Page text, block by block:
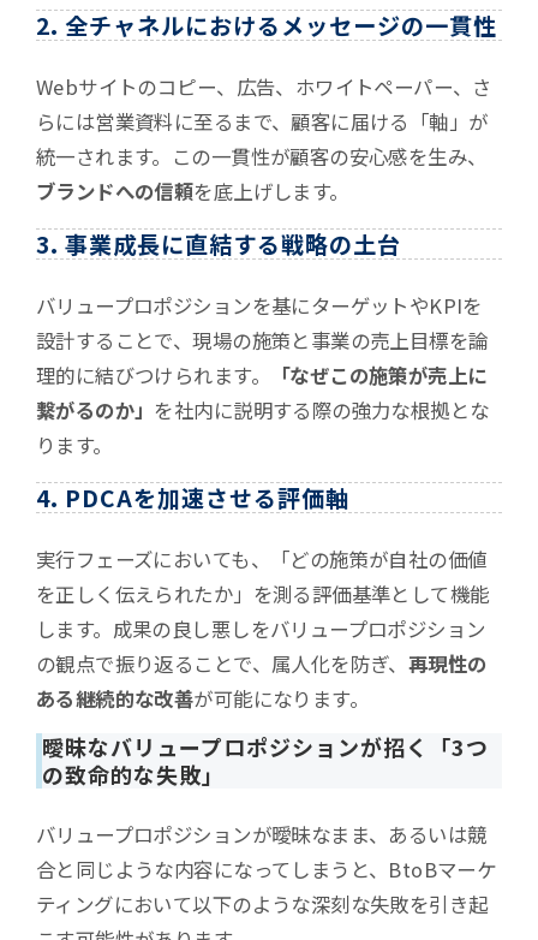
2. 全チャネルにおけるメッセージの一貫性
Webサイトのコピー、広告、ホワイトペーパー、さ
らには営業資料に至るまで、顧客に届ける「軸」が
統一されます。この一貫性が顧客の安心感を生み、
ブランドへの信頼を底上げします。
3. 事業成長に直結する戦略の土台
バリュープロポジションを基にターゲットやKPIを
設計することで、現場の施策と事業の売上目標を論
理的に結びつけられます。
「なぜこの施策が売上に
繋がるのか」 を社内に説明する際の強力な根拠とな
ります。
4. PDCAを加速させる評価軸
実行フェーズにおいても、「どの施策が自社の価値
を正しく伝えられたか」を測る評価基準として機能
します。成果の良し悪しをバリュープロポジション
の観点で振り返ることで、属人化を防ぎ、 再現性の
ある継続的な改善が可能になります。
曖昧なバリュープロポジションが招く「3つ
の致命的な失敗」
バリュープロポジションが曖昧なまま、あるいは競
合と同じような内容になってしまうと、BtoBマーケ
ティングにおいて以下のような深刻な失敗を引き起